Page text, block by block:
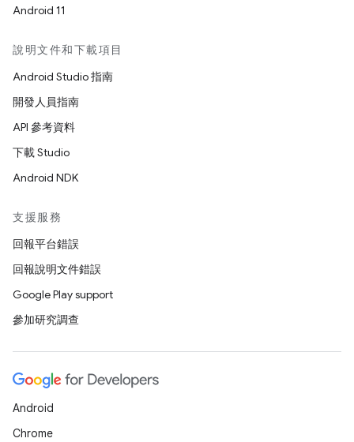
Android 11
說明文件和下載項目
Android Studio 指南
開發人員指南
API 參考資料
下載 Studio
Android NDK
支援服務
回報平台錯誤
回報說明文件錯誤
Google Play support
參加研究調查
Android
Chrome